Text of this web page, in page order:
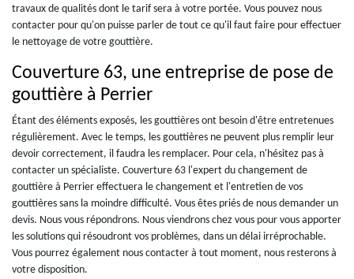
travaux de qualités dont le tarif sera à votre portée. Vous pouvez nous
contacter pour qu'on puisse parler de tout ce qu'il faut faire pour effectuer
le nettoyage de votre gouttière.
Couverture 63, une entreprise de pose de
gouttière à Perrier
Étant des éléments exposés, les gouttières ont besoin d'être entretenues
régulièrement. Avec le temps, les gouttières ne peuvent plus remplir leur
devoir correctement, il faudra les remplacer. Pour cela, n'hésitez pas à
contacter un spécialiste. Couverture 63 l'expert du changement de
gouttière à Perrier effectuera le changement et l'entretien de vos
gouttières sans la moindre difficulté. Vous êtes priés de nous demander un
devis. Nous vous répondrons. Nous viendrons chez vous pour vous apporter
les solutions qui résoudront vos problèmes, dans un délai irréprochable.
Vous pourrez également nous contacter à tout moment, nous resterons à
votre disposition.